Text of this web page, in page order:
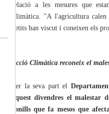
relació a les mesures que
Climàtica. "A l'agricultura
petits han viscut i coneixen els
Acció Climàtica reconeix el
Per la seva part el
aquest divendres el malestar
conills que fa mesos que